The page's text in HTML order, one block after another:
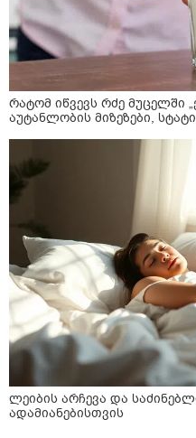
რატომ იწვევს რძე მუცელში
აუტანლობის მიზეზები,
ლეიბის არჩევა და
ადამიანებისთვის